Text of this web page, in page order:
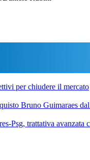
per chiudere il mercato
Bruno Guimaraes
Psg, trattativa avanzata